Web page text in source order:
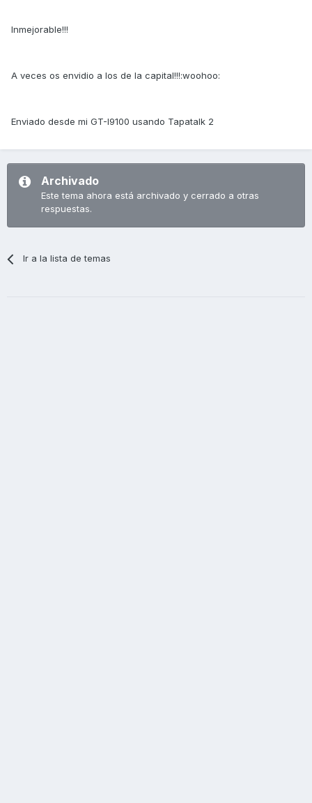
Inmejorable!!!
A veces os envidio a los de la capital!!!:woohoo:
Enviado desde mi GT-I9100 usando Tapatalk 2
Archivado
Este tema ahora está archivado y cerrado a otras
respuestas.
Ir a la lista de temas